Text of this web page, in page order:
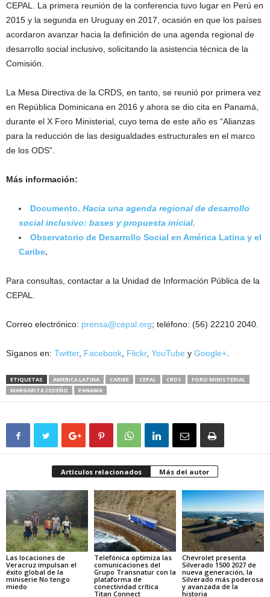
CEPAL. La primera reunión de la conferencia tuvo lugar en Perú en
2015 y la segunda en Uruguay en 2017, ocasión en que los países
acordaron avanzar hacia la definición de una agenda regional de
desarrollo social inclusivo, solicitando la asistencia técnica de la
Comisión.
La Mesa Directiva de la CRDS, en tanto, se reunió por primera vez
en República Dominicana en 2016 y ahora se dio cita en Panamá,
durante el X Foro Ministerial, cuyo tema de este año es “Alianzas
para la reducción de las desigualdades estructurales en el marco
de los ODS”.
Más información:
Documento. Hacia una agenda regional de desarrollo
social inclusivo: bases y propuesta inicial.
Observatorio de Desarrollo Social en América Latina y el
Caribe.
Para consultas, contactar a la Unidad de Información Pública de la
CEPAL.
Correo electrónico: prensa@cepal.org; teléfono: (56) 22210 2040.
Síganos en: Twitter, Facebook, Flickr, YouTube y Google+.
ETIQUETAS AMERICA LATINA CARIBE CEPAL CRDS
FORO MINISTERIAL
MARGARITA CEDEÑO
PANAMA
Artículos relacionados Más del autor
Las locaciones de
Veracruz impulsan el
éxito global de la
miniserie No tengo
miedo
Telefónica optimiza las
comunicaciones del
Grupo Transnatur con la
plataforma de
conectividad crítica
Titan Connect
Chevrolet presenta
Silverado 1500 2027 de
nueva generación, la
Silverado más poderosa
y avanzada de la
historia